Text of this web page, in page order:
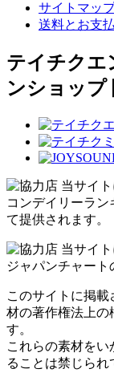
サイトマッ
送料とお支
テイチクエ
ンショップ
当サイ
コンデイリーラ
て提供されます。
当サイ
ジャパンチャート
このサイトに掲
材の著作権法上の
す。
これらの素材を
ることは禁じられ